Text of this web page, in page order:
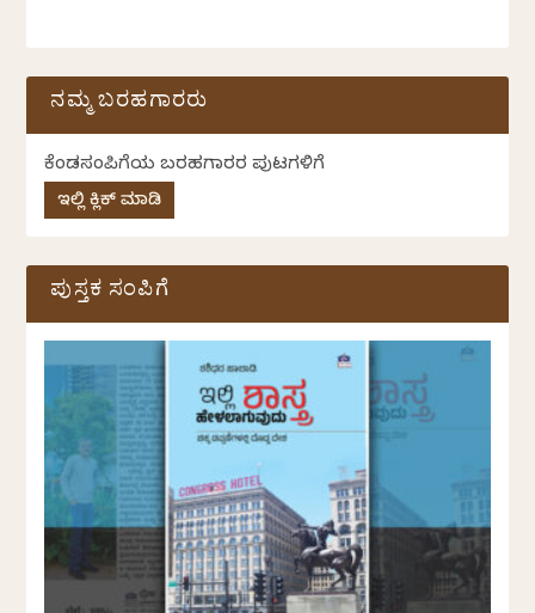
ನಮ್ಮ ಬರಹಗಾರರು
ಕೆಂಡಸಂಪಿಗೆಯ ಬರಹಗಾರರ ಪುಟಗಳಿಗೆ
ಇಲ್ಲಿ ಕ್ಲಿಕ್ ಮಾಡಿ
ಪುಸ್ತಕ ಸಂಪಿಗೆ